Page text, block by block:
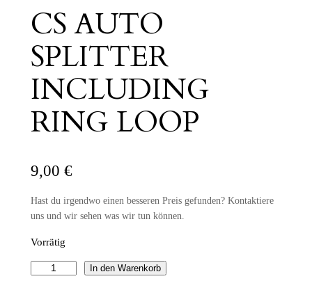
CS AUTO
SPLITTER
INCLUDING
RING LOOP
9,00 €
Hast du irgendwo einen besseren Preis gefunden? Kontaktiere
uns und wir sehen was wir tun können.
Vorrätig
In den Warenkorb